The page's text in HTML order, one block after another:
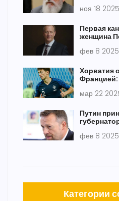
ноя 18 2025
Первая
женщина
Ксении
фев 8 2025
Хорватия
мар 22
Путин
фев 8 2025
Категории